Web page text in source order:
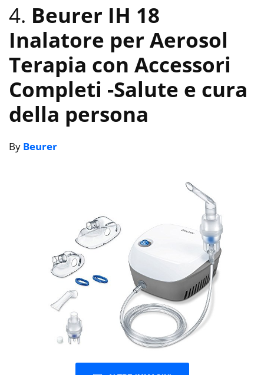
4. Beurer IH 18
Inalatore per Aerosol
Terapia con Accessori
Completi -Salute e cura
della persona
By Beurer